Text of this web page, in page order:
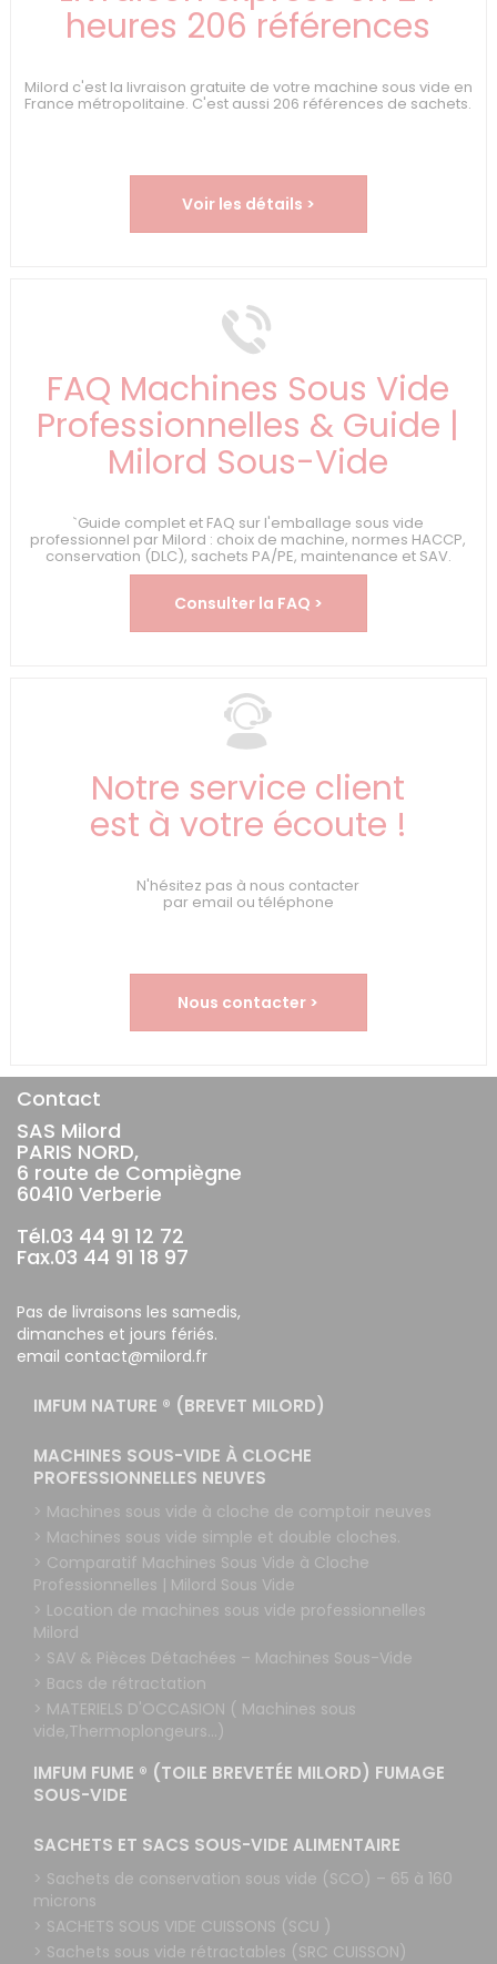
heures 206 références
Milord c'est la livraison gratuite de votre machine sous vide en
France métropolitaine. C'est aussi 206 références de sachets.
Voir les détails >
FAQ Machines Sous Vide
Professionnelles & Guide |
Milord Sous-Vide
`Guide complet et FAQ sur l'emballage sous vide
professionnel par Milord : choix de machine, normes HACCP,
conservation (DLC), sachets PA/PE, maintenance et SAV.
Consulter la FAQ >
Notre service client
est à votre écoute !
N'hésitez pas à nous contacter
par email ou téléphone
Nous contacter >
Contact
SAS Milord
PARIS NORD,
6 route de Compiègne
60410 Verberie
Tél.03 44 91 12 72
Fax.03 44 91 18 97
Pas de livraisons les samedis,
dimanches et jours fériés.
email contact@milord.fr
IMFUM NATURE ® (BREVET MILORD)
MACHINES SOUS-VIDE À CLOCHE
PROFESSIONNELLES NEUVES
> Machines sous vide à cloche de comptoir neuves
> Machines sous vide simple et double cloches.
> Comparatif Machines Sous Vide à Cloche
Professionnelles | Milord Sous Vide
> Location de machines sous vide professionnelles
Milord
> SAV & Pièces Détachées – Machines Sous-Vide
> Bacs de rétractation
> MATERIELS D'OCCASION ( Machines sous
vide,Thermoplongeurs...)
IMFUM FUME ® (TOILE BREVETÉE MILORD) FUMAGE
SOUS-VIDE
SACHETS ET SACS SOUS-VIDE ALIMENTAIRE
> Sachets de conservation sous vide (SCO) – 65 à 160
microns
> SACHETS SOUS VIDE CUISSONS (SCU )
> Sachets sous vide rétractables (SRC CUISSON)